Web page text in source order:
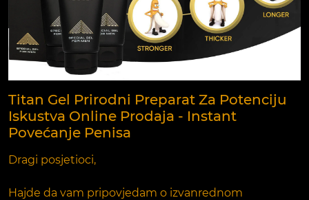
Titan Gel Prirodni Preparat Za Potenciju
Iskustva Online Prodaja - Instant
Povećanje Penisa
Dragi posjetioci,
Hajde da vam pripovjedam o izvanrednom